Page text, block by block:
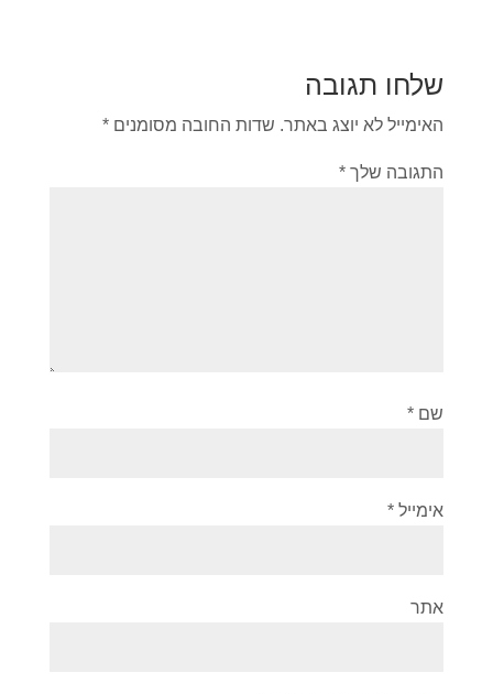
שלחו תגובה
האימייל לא יוצג באתר. שדות החובה מסומנים *
התגובה שלך *
שם *
אימייל *
אתר